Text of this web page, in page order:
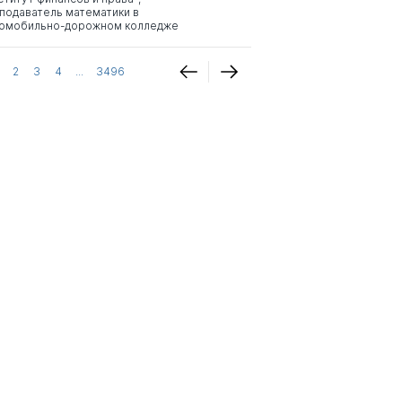
математики в
дорожном колледже
2 3 4 ... 3496